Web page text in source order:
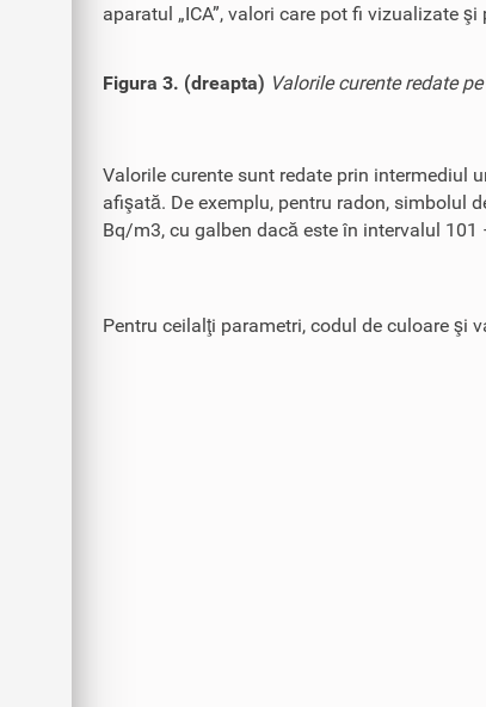
aparatul „ICA”, valori care pot fi vizualizate
Figura 3. (dreapta) Valorile curente redate
Valorile curente sunt redate prin intermediul
afişată. De exemplu, pentru radon, simbolul
Bq/m3, cu galben dacă este în intervalul
Pentru ceilalţi parametri, codul de culoare şi